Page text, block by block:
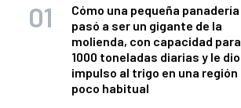
Cómo una pequeña panadería
pasó a ser un gigante de la
molienda, con capacidad para
1000 toneladas diarias y le dio
impulso al trigo en una región
poco habitual